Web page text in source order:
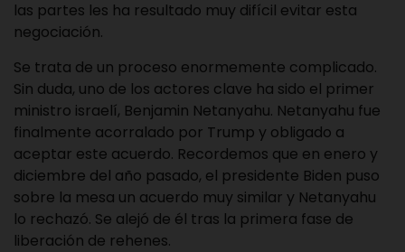
las partes les ha resultado muy difícil evitar esta
negociación.
Se trata de un proceso enormemente complicado.
Sin duda, uno de los actores clave ha sido el primer
ministro israelí, Benjamin Netanyahu. Netanyahu fue
finalmente acorralado por Trump y obligado a
aceptar este acuerdo. Recordemos que en enero y
diciembre del año pasado, el presidente Biden puso
sobre la mesa un acuerdo muy similar y Netanyahu
lo rechazó. Se alejó de él tras la primera fase de
liberación de rehenes.